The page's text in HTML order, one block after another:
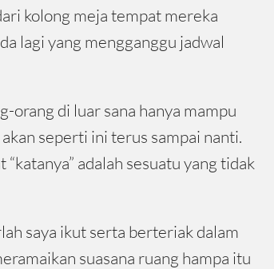
kolong meja tempat mereka
lagi yang mengganggu jadwal
orang di luar sana hanya mampu
seperti ini terus sampai nanti.
adalah sesuatu yang tidak
saya ikut serta berteriak dalam
suasana ruang hampa itu